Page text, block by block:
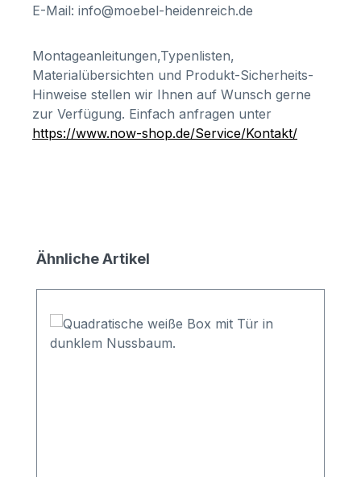
E-Mail: info@moebel-heidenreich.de
Montageanleitungen,Typenlisten,
Materialübersichten und Produkt-Sicherheits-
Hinweise stellen wir Ihnen auf Wunsch gerne
zur Verfügung. Einfach anfragen unter
https://www.now-shop.de/Service/Kontakt/
Produktgalerie überspringen
Ähnliche Artikel